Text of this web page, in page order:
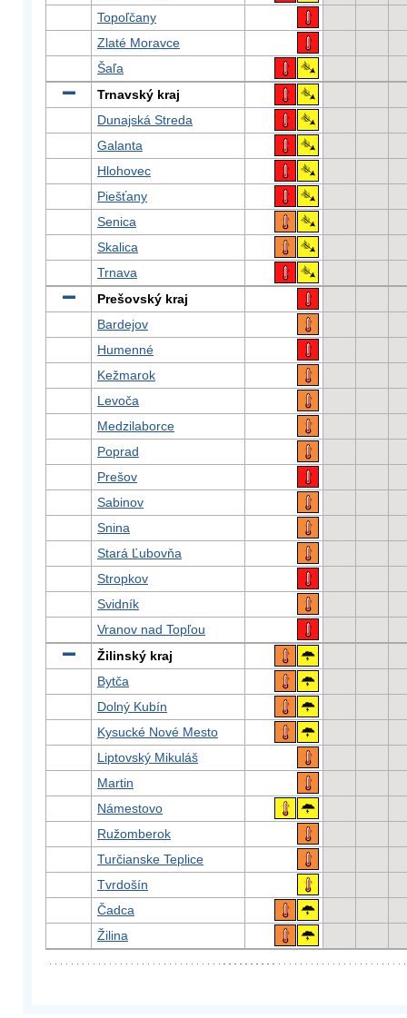
Topoľčany
Zlaté Moravce
Šaľa
Trnavský kraj
Dunajská Streda
Galanta
Hlohovec
Piešťany
Senica
Skalica
Trnava
Prešovský kraj
Bardejov
Humenné
Kežmarok
Levoča
Medzilaborce
Poprad
Prešov
Sabinov
Snina
Stará Ľubovňa
Stropkov
Svidník
Vranov nad Topľou
Žilinský kraj
Bytča
Dolný Kubín
Kysucké Nové Mesto
Liptovský Mikuláš
Martin
Námestovo
Ružomberok
Turčianske Teplice
Tvrdošín
Čadca
Žilina